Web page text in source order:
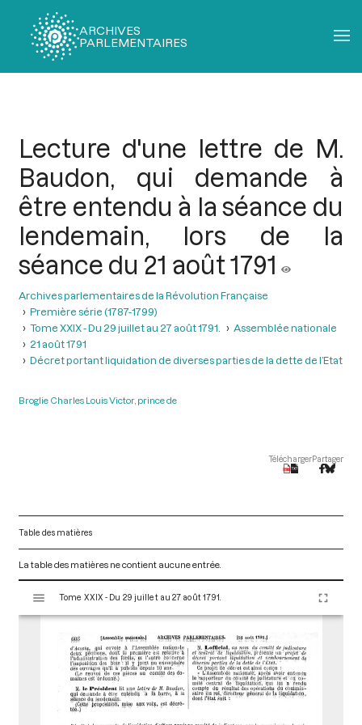
ARCHIVES
PARLEMENTAIRES
Lecture d'une lettre de M.
Baudon, qui demande à
être entendu à la séance du
lendemain, lors de la
séance du 21 août 1791
Archives parlementaires de la Révolution Française
Première série (1787-1799)
Tome XXIX - Du 29 juillet au 27 août 1791.
Assemblée nationale
21 août 1791
Décret portant liquidation de diverses parties de la dette de l’Etat
Broglie Charles Louis Victor, prince de
TéléchargerPartager
Table des matières
La table des matières ne contient aucune entrée.
s
Tome XXIX - Du 29 juillet au 27 août 1791.